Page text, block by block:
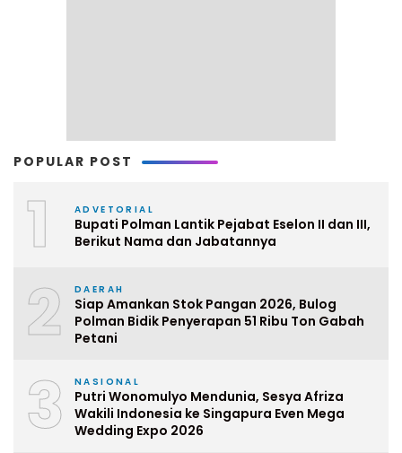
POPULAR POST
1 ADVETORIAL
Bupati Polman Lantik Pejabat Eselon II dan III,
Berikut Nama dan Jabatannya
2 DAERAH
Siap Amankan Stok Pangan 2026, Bulog
Polman Bidik Penyerapan 51 Ribu Ton Gabah
Petani
3 NASIONAL
Putri Wonomulyo Mendunia, Sesya Afriza
Wakili Indonesia ke Singapura Even Mega
Wedding Expo 2026